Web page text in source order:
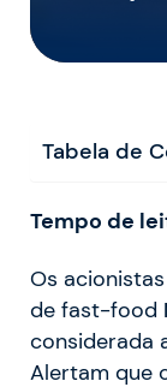
Tabela de
Tempo de
Os
de fast-food
considerada
Alertam que